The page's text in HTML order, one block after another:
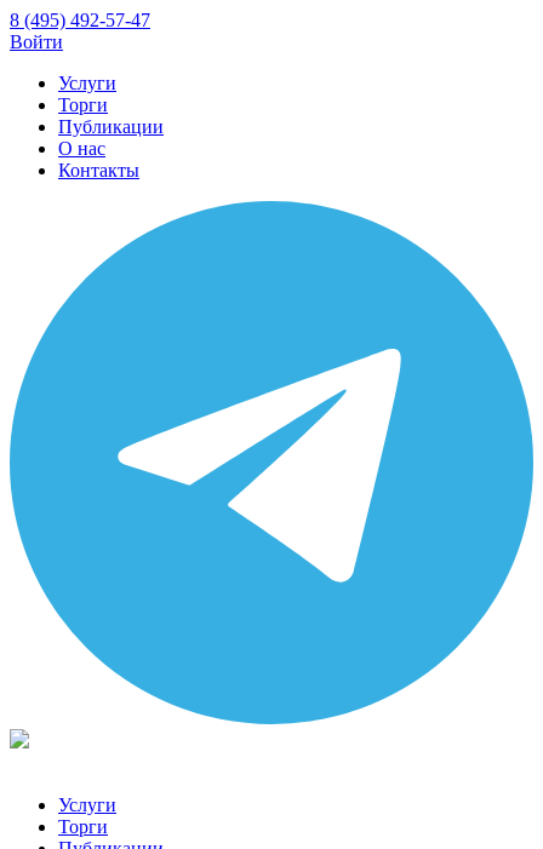
8 (495) 492-57-47
Войти
Услуги
Торги
Публикации
О нас
Контакты
Услуги
Торги